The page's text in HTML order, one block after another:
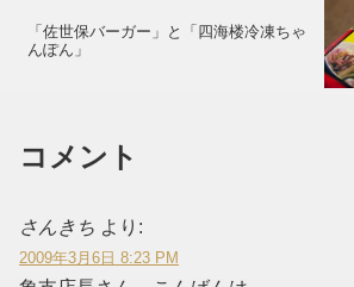
「佐世保バーガー」と「四海楼冷凍ちゃ
んぽん」
コメント
さんきち より:
2009年3月6日 8:23 PM